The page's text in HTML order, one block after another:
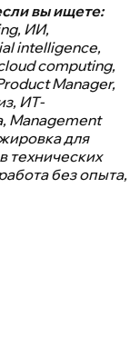
вы ищете:
ИИ,
intelligence,
computing,
Manager,
ИТ-
Management
для
технических
без опыта,